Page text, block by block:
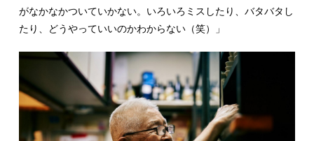
がなかなかついていかない。いろいろミスしたり、バタバタし
たり、どうやっていいのかわからない（笑）」